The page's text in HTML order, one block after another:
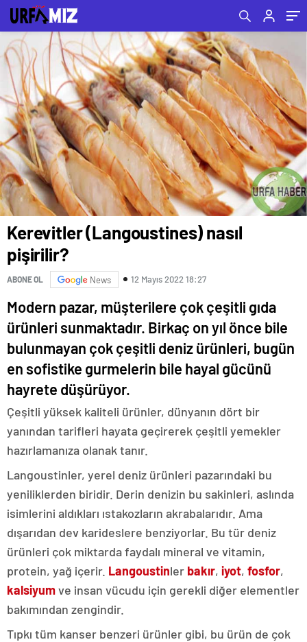
Kerevitler (Langoustines) nasıl
pişirilir?
ABONE OL News 12 Mayıs 2022 18:27
Modern pazar, müşterilere çok çeşitli gıda
ürünleri sunmaktadır. Birkaç on yıl önce bile
bulunmayan çok çeşitli deniz ürünleri, bugün
en sofistike gurmelerin bile hayal gücünü
hayrete düşürüyor.
Çeşitli yüksek kaliteli ürünler, dünyanın dört bir
yanından tarifleri hayata geçirerek çeşitli yemekler
hazırlamanıza olanak tanır.
Langoustinler, yerel deniz ürünleri pazarındaki bu
yeniliklerden biridir. Derin denizin bu sakinleri, aslında
isimlerini aldıkları ıstakozların akrabalarıdır. Ama
dışarıdan dev karideslere benziyorlar. Bu tür deniz
ürünleri çok miktarda faydalı mineral ve vitamin,
protein, yağ içerir. Langoustinler bakır, iyot, fosfor,
kalsiyumve insan vücudu için gerekli diğer elementler
bakımından zengindir.
Tıpkı tüm kanser benzeri ürünler gibi, bu ürün de çok